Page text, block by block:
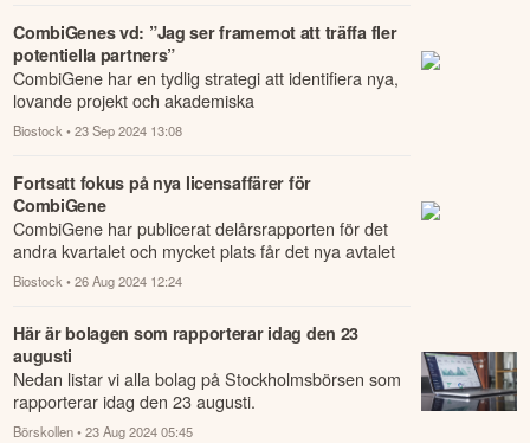
CombiGenes vd: ”Jag ser framemot att träffa fler
potentiella partners”
CombiGene har en tydlig strategi att identifiera nya,
lovande projekt och akademiska
forskningssamarbeten, men även att finna en ny
Biostock • 23 Sep 2024 13:08
Fortsatt fokus på nya licensaffärer för
CombiGene
CombiGene har publicerat delårsrapporten för det
andra kvartalet och mycket plats får det nya avtalet
med Spark rörande epilepsiprojektet CG...
Biostock • 26 Aug 2024 12:24
Här är bolagen som rapporterar idag den 23
augusti
Nedan listar vi alla bolag på Stockholmsbörsen som
rapporterar idag den 23 augusti.
Börskollen • 23 Aug 2024 05:45